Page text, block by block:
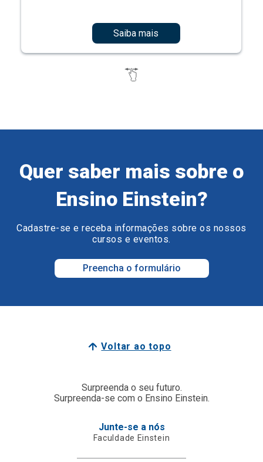
Saiba mais
Quer saber mais sobre o
Ensino Einstein?
Cadastre-se e receba informações sobre os nossos
cursos e eventos.
Preencha o formulário
Voltar ao topo
Surpreenda o seu futuro.
Surpreenda-se com o Ensino Einstein.
Junte-se a nós
Faculdade Einstein